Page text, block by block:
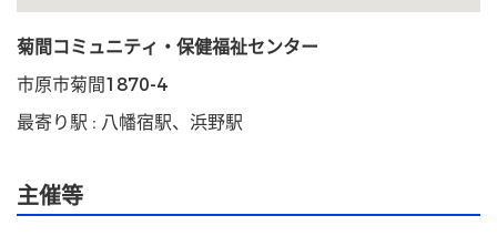
菊間コミュニティ・保健福祉センター
市原市菊間1870-4
最寄り駅 : 八幡宿駅、浜野駅
主催等